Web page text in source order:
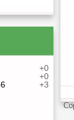
+0
+0
+3